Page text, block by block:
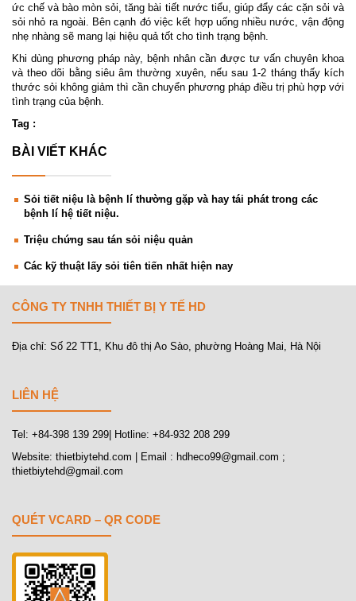
ức chế và bào mòn sỏi, tăng bài tiết nước tiểu, giúp đẩy các cặn sỏi và
sỏi nhỏ ra ngoài. Bên cạnh đó việc kết hợp uống nhiều nước, vận động
nhẹ nhàng sẽ mang lại hiệu quả tốt cho tình trạng bệnh.
Khi dùng phương pháp này, bệnh nhân cần được tư vấn chuyên khoa
và theo dõi bằng siêu âm thường xuyên, nếu sau 1-2 tháng thấy kích
thước sỏi không giảm thì cần chuyển phương pháp điều trị phù hợp với
tình trạng của bệnh.
Tag :
BÀI VIẾT KHÁC
Sỏi tiết niệu là bệnh lí thường gặp và hay tái phát trong các
bệnh lí hệ tiết niệu.
Triệu chứng sau tán sỏi niệu quản
Các kỹ thuật lấy sỏi tiên tiến nhất hiện nay
CÔNG TY TNHH THIẾT BỊ Y TẾ HD
Địa chỉ: Số 22 TT1, Khu đô thị Ao Sào, phường Hoàng Mai, Hà Nội
LIÊN HỆ
Tel: +84-398 139 299| Hotline: +84-932 208 299
Website: thietbiytehd.com | Email : hdheco99@gmail.com ;
thietbiytehd@gmail.com
QUÉT VCARD – QR CODE